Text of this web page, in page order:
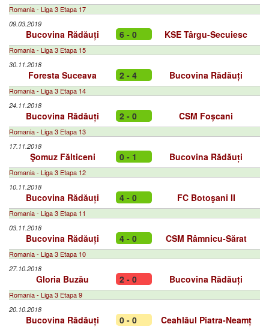
Romania - Liga 3 Etapa 17
09.03.2019
Bucovina Rădăuți 6 - 0 KSE Târgu-Secuiesc
Romania - Liga 3 Etapa 15
30.11.2018
Foresta Suceava 2 - 4 Bucovina Rădăuți
Romania - Liga 3 Etapa 14
24.11.2018
Bucovina Rădăuți 2 - 0 CSM Foșcani
Romania - Liga 3 Etapa 13
17.11.2018
Şomuz Fălticeni 0 - 1 Bucovina Rădăuți
Romania - Liga 3 Etapa 12
10.11.2018
Bucovina Rădăuți 4 - 0 FC Botoşani II
Romania - Liga 3 Etapa 11
03.11.2018
Bucovina Rădăuți 4 - 0 CSM Râmnicu-Sărat
Romania - Liga 3 Etapa 10
27.10.2018
Gloria Buzău 2 - 0 Bucovina Rădăuți
Romania - Liga 3 Etapa 9
20.10.2018
Bucovina Rădăuți 0 - 0 Ceahlăul Piatra-Neamț